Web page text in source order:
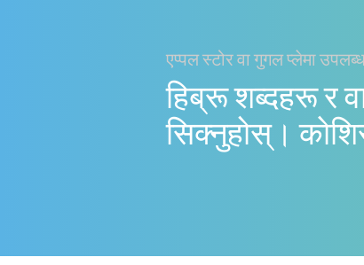
एप्पल स्टोर वा गुगल प्लेमा
हिब्रू शब्दहरू र
सिक्नुहोस्।